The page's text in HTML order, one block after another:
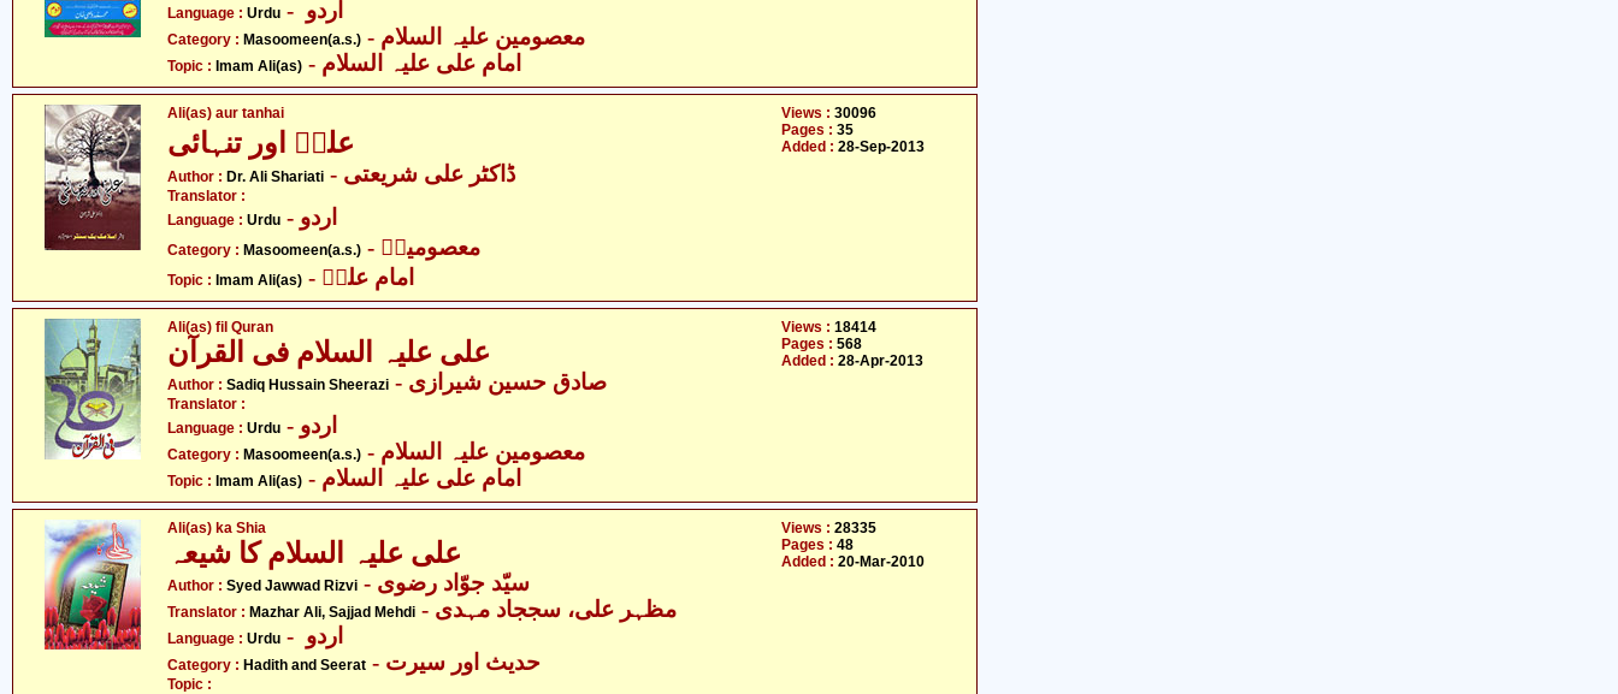
Language : Urdu
Category : Masoomeen(a.s.)
Topic : Imam Ali(as) - امام علی علیہ السلام
Ali(as) aur tanhai
علیؑ اور تنہائی
Author : Dr. Ali Shariati - ڈاکٹر علی شریعتی
Translator :
Language : Urdu - اردو
Category : Masoomeen(a.s.) - معصومینؑ
Topic : Imam Ali(as) - امام علیؑ
Views : 30096
Pages : 35
Added : 28-Sep-2013
Ali(as) fil Quran
علی علیہ السلام فی القرآن
Author : Sadiq Hussain Sheerazi - صادق حسین شیرازی
Translator :
Language : Urdu - اردو
Category : Masoomeen(a.s.)
Topic : Imam Ali(as) - امام علی علیہ السلام
Views : 18414
Pages : 568
Added : 28-Apr-2013
Ali(as) ka Shia
Author : Syed Jawwad Rizvi - سیّد جوّاد رضوی
Translator : Mazhar Ali, Sajjad Mehdi - مظہر علی، سججاد مہدی
Language : Urdu
Category : Hadith and Seerat - حدیث اور سیرت
Topic :
Views : 28335
Pages : 48
Added : 20-Mar-2010